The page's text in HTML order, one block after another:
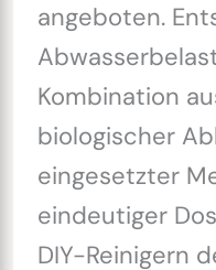
angeboten.
Kombination
biologischer
eingesetzter
eindeutiger
DIY-Reinigern